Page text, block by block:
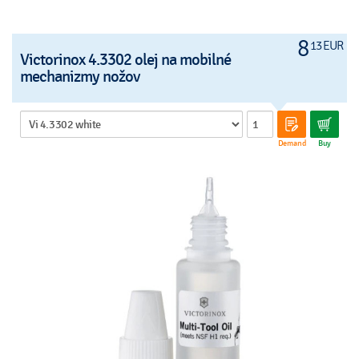
813 EUR
Victorinox 4.3302 olej na mobilné
mechanizmy nožov
Demand Buy